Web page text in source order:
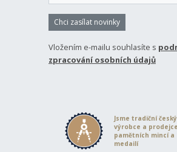
Chci zasílat novinky
Vložením e-mailu souhlasíte s
zpracování osobních údajů
Jsme tradiční český
výrobce a prodejce
pamětních mincí a
medailí